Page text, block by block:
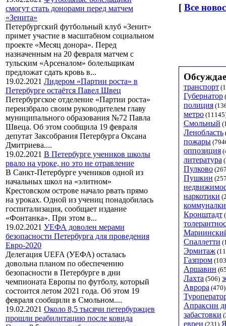
смогут стать донорами перед матчем
«Зенита»
Петербургский футбольный клуб «Зенит»
примет участие в масштабном социальном
проекте «Месяц донора». Перед
назначенным на 20 февраля матчем с
тульским «Арсеналом» болельщикам
предложат сдать кровь в...
19.02.2021 Лидером «Партии роста» в
Петербурге остаётся Павел Швец
Петербургское отделение «Партии роста»
переизбрало своим руководителем главу
муниципального образования №72 Павла
Швеца. Об этом сообщила 19 февраля
депутат Заксобрания Петербурга Оксана
Дмитриева....
19.02.2021 В Петербурге учеников школы
рвало на уроке, но это не отравление
В Санкт-Петербурге учеников одной из
начальных школ на «элитном»
Крестовском острове начало рвать прямо
на уроках. Одной из учениц понадобилась
госпитализация, сообщает издание
«Фонтанка». При этом в...
19.02.2021 УЕФА доволен мерами
безопасности Петербурга для проведения
Евро-2020
Делегация UEFA (УЕФА) осталась
довольна планом по обеспечению
безопасности в Петербурге в дни
чемпионата Европы по футболу, который
состоится летом 2021 года. Об этом 19
февраля сообщили в Смольном....
19.02.2021 Около 8,5 тысячи петербуржцев
прошли реабилитацию после ковида
[ Все
транспорт
Губернатор
полиция
метро
Смольный
Ленобласть
пожары
оппозиция
литература
Пулково
Пушкин
наркотики
коммуналки
Кронштадт
Спаллетти
Эрмитаж
Газпром
Аршавин
Лахта (506)
Аврора (470)
Апраксин
забастовки
евреи (231)